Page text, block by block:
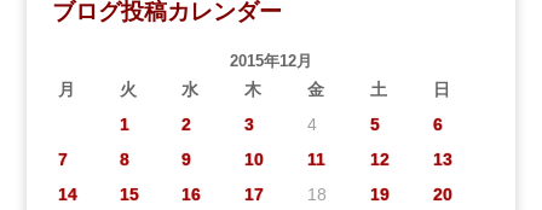
ブログ投稿カレンダー
2015年12月
月 火 水 木 金 土
日
1
2 3 4 5
6
7
8 9 10 11 12
13
14
15 16 17 18 19
20